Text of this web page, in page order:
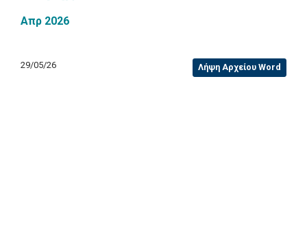
Απρ 2026
29/05/26 Λήψη Αρχείου Word